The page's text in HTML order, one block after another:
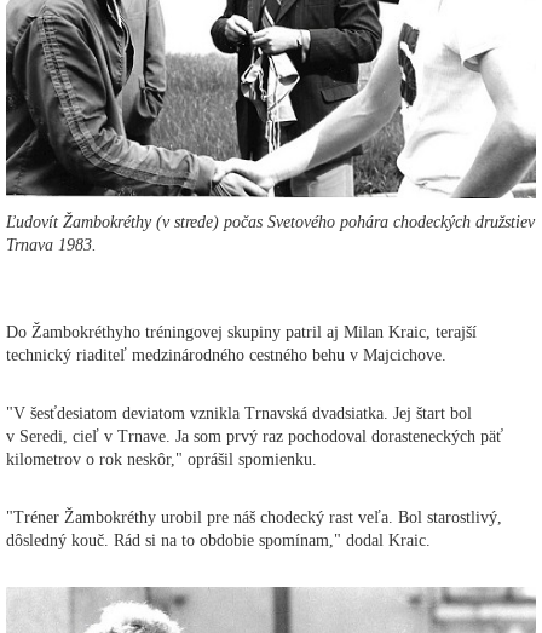
Ľudovít Žambokréthy (v strede) počas Svetového pohára chodeckých družstiev
Trnava 1983.
Do Žambokréthyho tréningovej skupiny patril aj Milan Kraic, terajší
technický riaditeľ medzinárodného cestného behu v Majcichove.
"V šesťdesiatom deviatom vznikla Trnavská dvadsiatka. Jej štart bol
v Seredi, cieľ v Trnave. Ja som prvý raz pochodoval dorasteneckých päť
kilometrov o rok neskôr," oprášil spomienku.
"Tréner Žambokréthy urobil pre náš chodecký rast veľa. Bol starostlivý,
dôsledný kouč. Rád si na to obdobie spomínam," dodal Kraic.